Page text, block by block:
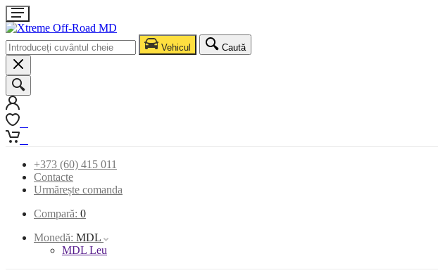
Vehicul Caută
+373 (60) 415 011
Contacte
Urmărește comanda
Compară: 0
Monedă: MDL
MDL Leu